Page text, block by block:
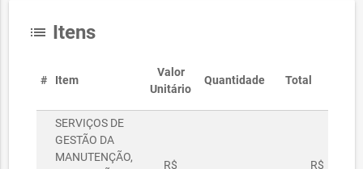
list Itens
# Item
Valor
Unitário
Quantidade Total
SERVIÇOS DE
GESTÃO DA
MANUTENÇÃO,
R$ R$